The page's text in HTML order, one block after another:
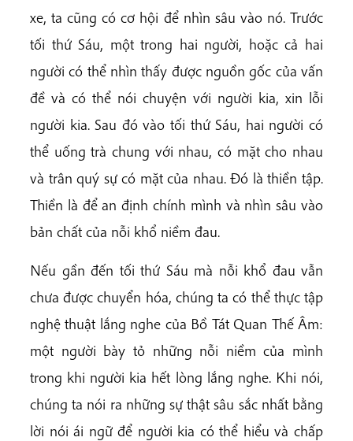
xe, ta cũng có cơ hội để nhìn sâu vào nó. Trước
tối thứ Sáu, một trong hai người, hoặc cả hai
người có thể nhìn thấy được nguồn gốc của vấn
đề và có thể nói chuyện với người kia, xin lỗi
người kia. Sau đó vào tối thứ Sáu, hai người có
thể uống trà chung với nhau, có mặt cho nhau
và trân quý sự có mặt của nhau. Đó là thiền tập.
Thiền là để an định chính mình và nhìn sâu vào
bản chất của nỗi khổ niềm đau.
Nếu gần đến tối thứ Sáu mà nỗi khổ đau vẫn
chưa được chuyển hóa, chúng ta có thể thực tập
nghệ thuật lắng nghe của Bồ Tát Quan Thế Âm:
một người bày tỏ những nỗi niềm của mình
trong khi người kia hết lòng lắng nghe. Khi nói,
chúng ta nói ra những sự thật sâu sắc nhất bằng
lời nói ái ngữ để người kia có thể hiểu và chấp